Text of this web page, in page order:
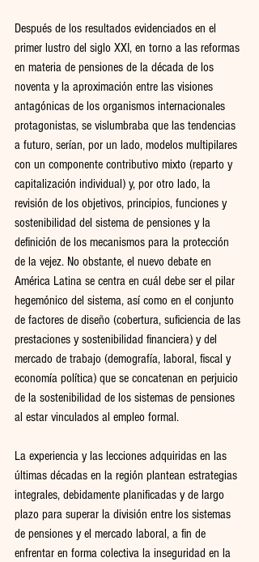
Después de los resultados evidenciados en el
primer lustro del siglo XXI, en torno a las reformas
en materia de pensiones de la década de los
noventa y la aproximación entre las visiones
antagónicas de los organismos internacionales
protagonistas, se vislumbraba que las tendencias
a futuro, serían, por un lado, modelos multipilares
con un componente contributivo mixto (reparto y
capitalización individual) y, por otro lado, la
revisión de los objetivos, principios, funciones y
sostenibilidad del sistema de pensiones y la
definición de los mecanismos para la protección
de la vejez. No obstante, el nuevo debate en
América Latina se centra en cuál debe ser el pilar
hegemónico del sistema, así como en el conjunto
de factores de diseño (cobertura, suficiencia de las
prestaciones y sostenibilidad financiera) y del
mercado de trabajo (demografía, laboral, fiscal y
economía política) que se concatenan en perjuicio
de la sostenibilidad de los sistemas de pensiones
al estar vinculados al empleo formal.
La experiencia y las lecciones adquiridas en las
últimas décadas en la región plantean estrategias
integrales, debidamente planificadas y de largo
plazo para superar la división entre los sistemas
de pensiones y el mercado laboral, a fin de
enfrentar en forma colectiva la inseguridad en la